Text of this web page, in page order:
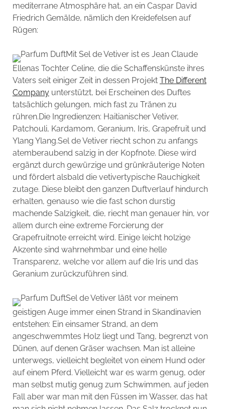
mediterrane Atmosphäre hat, an ein Caspar David
Friedrich Gemälde, nämlich den Kreidefelsen auf
Rügen:
Mit Sel de Vetiver ist es Jean Claude
Ellenas Tochter Celine, die die Schaffenskünste ihres
Vaters seit einiger Zeit in dessen Projekt The Different
Companyunterstützt, bei Erscheinen des Duftes
tatsächlich gelungen, mich fast zu Tränen zu
rühren.Die Ingredienzen: Haitianischer Vetiver,
Patchouli, Kardamom, Geranium, Iris, Grapefruit und
Ylang Ylang.Sel de Vetiver riecht schon zu anfangs
atemberaubend salzig in der Kopfnote. Diese wird
ergänzt durch gewürzige und grünkräuterige Noten
und fördert alsbald die vetivertypische Rauchigkeit
zutage. Diese bleibt den ganzen Duftverlauf hindurch
erhalten, genauso wie die fast schon durstig
machende Salzigkeit, die, riecht man genauer hin, vor
allem durch eine extreme Forcierung der
Grapefruitnote erreicht wird. Einige leicht holzige
Akzente sind wahrnehmbar und eine helle
Transparenz, welche vor allem auf die Iris und das
Geranium zurückzuführen sind.
Sel de Vetiver läßt vor meinem
geistigen Auge immer einen Strand in Skandinavien
entstehen: Ein einsamer Strand, an dem
angeschwemmtes Holz liegt und Tang, begrenzt von
Dünen, auf denen Gräser wachsen. Man ist alleine
unterwegs, vielleicht begleitet von einem Hund oder
auf einem Pferd. Vielleicht war es warm genug, oder
man selbst mutig genug zum Schwimmen, auf jeden
Fall aber war man mit den Füssen im Wasser, das hat